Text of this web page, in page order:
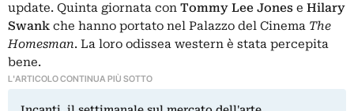
update. Quinta giornata con Tommy Lee Jones e Hilary
Swank che hanno portato nel Palazzo del Cinema The
Homesman. La loro odissea western è stata percepita
bene.
L'ARTICOLO CONTINUA PIÙ SOTTO